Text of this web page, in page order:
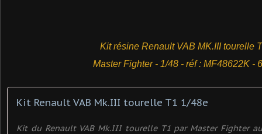
Kit résine Renault VAB MK.III tourelle
Master Fighter - 1/48 - réf : MF48622K -
Kit Renault VAB Mk.III tourelle T1 1/48e
Kit du Renault VAB Mk.III tourelle T1 par Master Fighter